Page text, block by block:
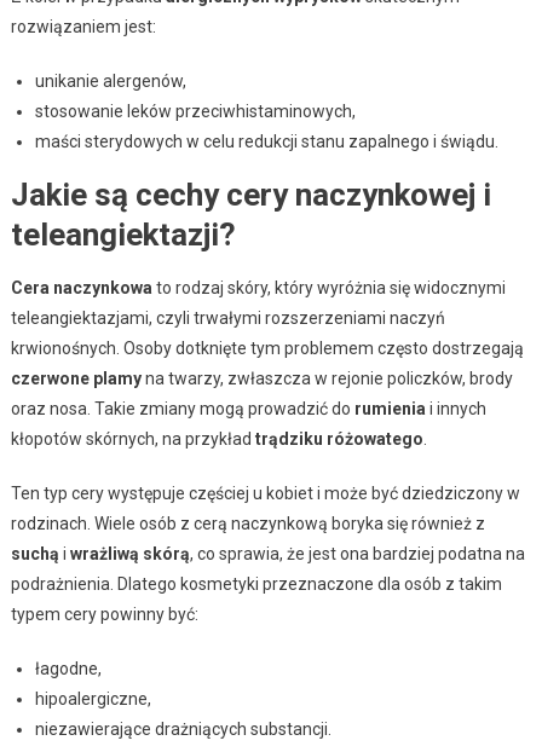
rozwiązaniem jest:
unikanie alergenów,
stosowanie leków przeciwhistaminowych,
maści sterydowych w celu redukcji stanu zapalnego i świądu.
Jakie są cechy cery naczynkowej i
teleangiektazji?
Cera naczynkowa to rodzaj skóry, który wyróżnia się widocznymi
teleangiektazjami, czyli trwałymi rozszerzeniami naczyń
krwionośnych. Osoby dotknięte tym problemem często dostrzegają
czerwone plamyna twarzy, zwłaszcza w rejonie policzków, brody
oraz nosa. Takie zmiany mogą prowadzić do rumienia i innych
kłopotów skórnych, na przykład trądziku różowatego
Ten typ cery występuje częściej u kobiet i może być dziedziczony w
rodzinach. Wiele osób z cerą naczynkową boryka się również z
suchą i wrażliwą skórą, co sprawia, że jest ona bardziej podatna na
podrażnienia. Dlatego kosmetyki przeznaczone dla osób z takim
typem cery powinny być:
łagodne,
hipoalergiczne,
niezawierające drażniących substancji.